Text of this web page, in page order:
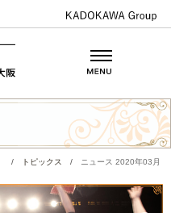
/ トピックス / ニュース 2020年03月